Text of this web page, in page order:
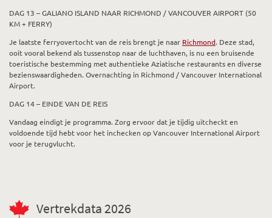
DAG 13 – GALIANO ISLAND NAAR RICHMOND / VANCOUVER AIRPORT (50
KM + FERRY)
Je laatste ferryovertocht van de reis brengt je naar Richmond. Deze stad,
ooit vooral bekend als tussenstop naar de luchthaven, is nu een bruisende
toeristische bestemming met authentieke Aziatische restaurants en diverse
bezienswaardigheden. Overnachting in Richmond / Vancouver International
Airport.
DAG 14 – EINDE VAN DE REIS
Vandaag eindigt je programma. Zorg ervoor dat je tijdig uitcheckt en
voldoende tijd hebt voor het inchecken op Vancouver International Airport
voor je terugvlucht.
Vertrekdata 2026